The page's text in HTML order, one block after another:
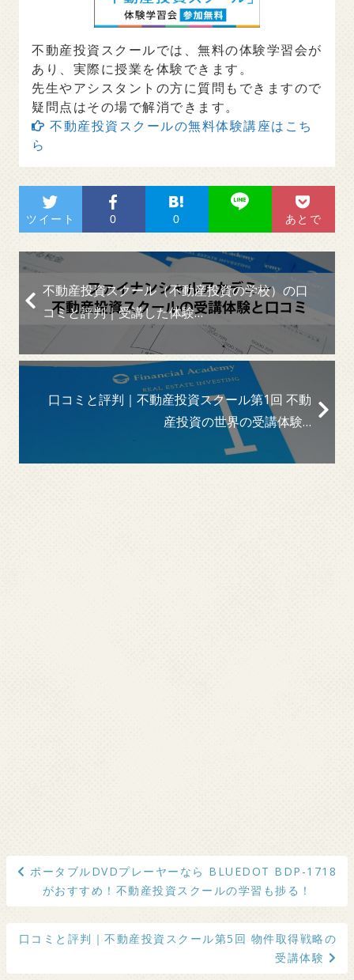
不動産投資スクールでは、無料の体験学習会が
あり、実際に授業を体験できます。
先生やアシスタントの方に質問もできますので
疑問点はその場で解消できます。
不動産投資スクールの無料体験講座はこち
ら
ツイート 0 0 あとで
不動産投資スクール（不動産投資の学校）の口
コミと評判｜受講した体験…
口コミと評判｜不動産投資スクール第1回 不動
産投資の世界の受講体験…
投
ナ
ビ
ポータブルDVDプレーヤーなら BLUEDOT BDP-1718
がおすすめ！不動産投資スクールの学習も捗る！
口コミと評判｜不動産投資スクール第5回 物件取得戦略の
受講体験